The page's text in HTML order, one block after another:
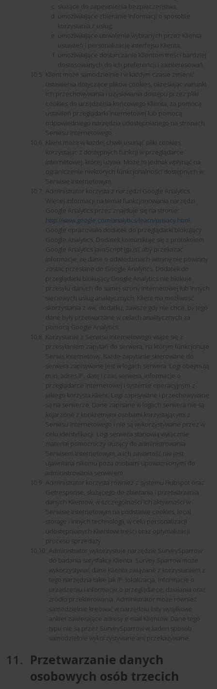
służące do zapewnienia bezpieczeństwa;
umożliwiające zbieranie informacji o sposobie
korzystania z usług;
umożliwiające utrwalenie wybranych przez Klienta
ustawień i personalizację interfejsu Klienta;
umożliwiające dostarczanie Klientom treści bardziej
dostosowanych do ich preferencji i zainteresowań.
Klient może samodzielnie i w każdym czasie zmienić
ustawienia dotyczące plików cookies, określając warunki
ich przechowywania i uzyskiwania dostępu przez pliki
cookies do urządzenia końcowego Klienta, za pomocą
ustawień przeglądarki internetowej lub pomocą
odpowiedniego narzędzia udostępnianego na stronach
Serwisu Internetowego.
Klient może w każdej chwili usunąć pliki cookies
korzystając z dostępnych funkcji w przeglądarce
internetowej, której używa. Może to jednak wpłynąć na
ograniczenie niektórych funkcjonalności dostępnych w
Serwisie Internetowym.
Administrator korzysta z narzędzi Google Analytics.
Więcej informacji na temat funkcjonowania narzędzi
Google Analytics przez znajduje się na stronie:
http://www.google.com/analytics/learn/privacy.html.
Google opracowało dodatek do przeglądarki blokujący
Google Analytics. Dodatek komunikuje się z protokołem
Google Analytics JavaScript (ga.js), aby przekazać
informacje, że dane o odwiedzinach witryny nie powinny
zostać przesłane do Google Analytics. Dodatek do
przeglądarki blokujący Google Analytics nie blokuje
przesyłu danych do samej strony internetowej lub innych
sieciowych usług analitycznych. Klient ma możliwość
skorzystania z ww. dodatku, zawsze gdy nie chce, by jego
dane były przetwarzane w celach analitycznych za
pomocą Google Analytics.
Korzystanie z Serwisu Internetowego wiąże się z
przesyłaniem zapytań do serwera, na którym funkcjonuje
Serwis Internetowy. Każde zapytanie skierowane do
serwera zapisywane jest w logach serwera. Logi obejmują
m.in. adres IP, datę i czas serwera, informacje o
przeglądarce internetowej i systemie operacyjnym z
jakiego korzysta Klient. Logi zapisywane i przechowywane
są na serwerze. Dane zapisane w logach serwera nie są
kojarzone z konkretnymi osobami korzystającymi z
Serwisu Internetowego i nie są wykorzystywane przez w
celu identyfikacji. Logi serwera stanowią wyłącznie
materiał pomocniczy służący do administrowania
Serwisem Internetowym, a ich zawartość nie jest
ujawniana nikomu poza osobami upoważnionymi do
administrowania serwerem.
Administrator korzysta również z systemu Hubspot oraz
Getresponse, służącego do zbierania i przetwarzania
danych Klientów, w szczególności ich aktywności w
Serwisie Internetowym na podstawie cookies, local
storage i innych technologii, w celu personalizacji
udostępnianych Klientowi treści oraz optymalizacji
procesu sprzedaży.
Administrator wykorzystuje narzędzie SurveySparrow
do badania satysfakcji Klienta. Survey Sparrow może
wykorzystywać dane Klienta związane z korzystaniem z
tego narzędzia takie jak IP, lokalizacja, informacje o
urządzeniu i informacje o przeglądarce, działania oraz
źródło przekierowania. Administrator może również
samodzielnie kreować w narzędziu listy wysyłkowe
ankiet zawierające adresy e-mail Klientów. Dane tego
typu nie są przez SurveySparrow w żaden sposób
samodzielnie wykorzystywane ani przekazywane.
Przetwarzanie danych
osobowych osób trzecich